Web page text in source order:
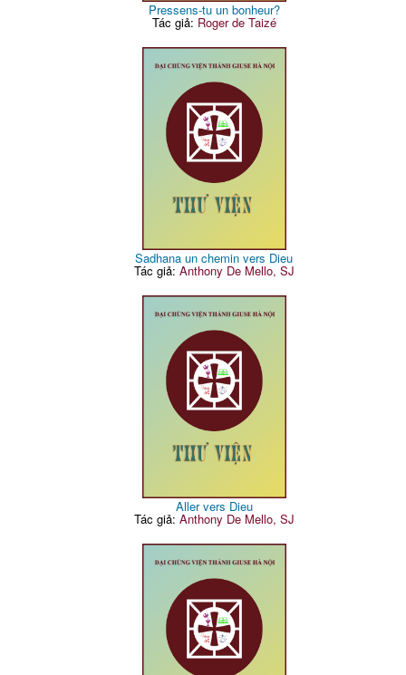
Pressens-tu un bonheur?
Tác giả: Roger de Taizé
Sadhana un chemin vers Dieu
Tác giả: Anthony De Mello, SJ
Aller vers Dieu
Tác giả: Anthony De Mello, SJ